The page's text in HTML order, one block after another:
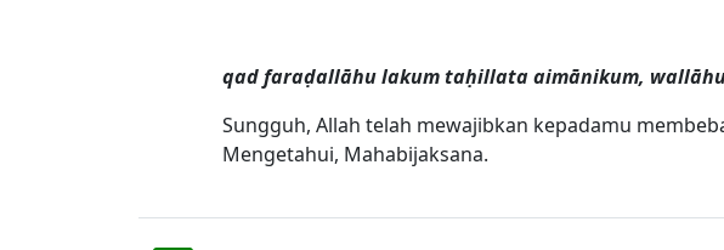
qad faraḍallāhu lakum taḥillata aimānikum,
Sungguh, Allah telah mewajibkan kepadamu
Mengetahui, Mahabijaksana.